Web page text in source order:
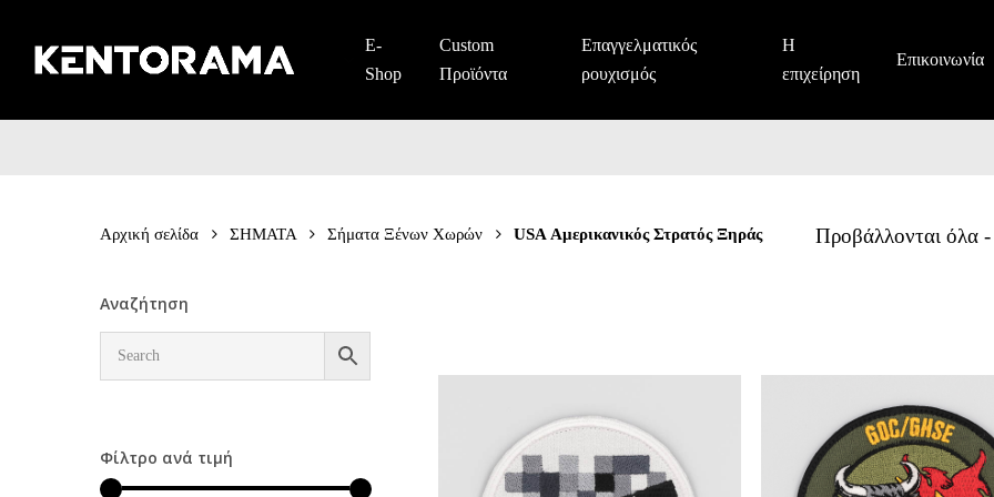
main
E-
Shop
Custom
Προϊόντα
Επαγγελματικός
ρουχισμός
Η
επιχείρηση
Επικοινωνία
Προβάλλονται όλα
Αρχική σελίδα ΣΗΜΑΤΑ Σήματα Ξένων Χωρών USA Αμερικανικός Στρατός Ξηράς
Αναζήτηση
Φίλτρο ανά τιμή